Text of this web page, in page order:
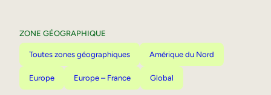
ZONE GÉOGRAPHIQUE
Toutes zones géographiques Amérique du Nord
Europe Europe – France Global